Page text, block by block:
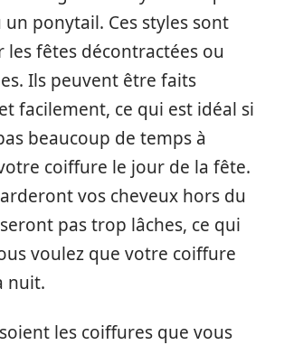
un ponytail. Ces styles sont
fêtes décontractées ou
Ils peuvent être faits
facilement, ce qui est idéal si
beaucoup de temps à
coiffure le jour de la fête.
vos cheveux hors du
pas trop lâches, ce qui
voulez que votre coiffure
nuit.
les coiffures que vous